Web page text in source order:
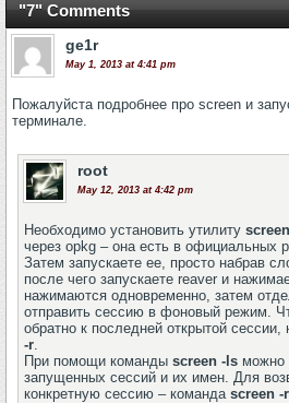
"7" Comments
ge1r
May 1, 2013 at 4:41 pm
Пожалуйста подробнее про screen и
терминале.
root
May 12, 2013 at 4:42 pm
Необходимо установить утилиту screen
через opkg – она есть в официальных
Затем запускаете ее, просто набрав
после чего запускаете reaver и
нажимаются одновременно, затем
отправить сессию в фоновый режим.
обратно к последней открытой сессии,
-r.
При помощи команды screen -ls можно
запущенных сессий и их имен. Для
конкретную сессию – команда screen -